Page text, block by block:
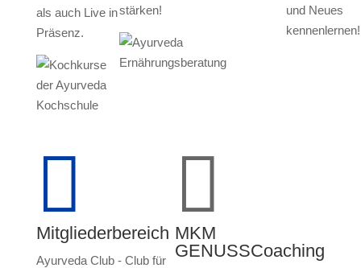
als auch Live in
Präsenz.
stärken!
und Neues
kennenlernen!

Mitgliederbereich
Ayurveda Club - Club für

MKM
GENUSSCoaching